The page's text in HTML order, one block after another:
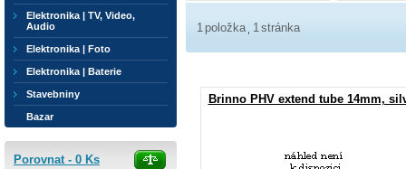
1 položka 1stránka
Brinno PHV extend tube 14mm,
Elektronika | TV, Video,
Audio
Elektronika | Foto
Elektronika | Baterie
Stavebniny
Bazar
Porovnat - 0 Ks